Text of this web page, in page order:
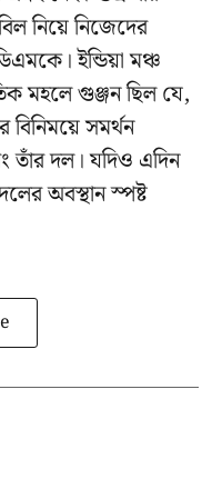
নিয়ে নিজেদের
ইন্ডিয়া মঞ্চ
মহলে গুঞ্জন ছিল যে,
বিনিময়ে সমর্থন
তাঁর দল। যদিও এদিন
অবস্থান স্পষ্ট